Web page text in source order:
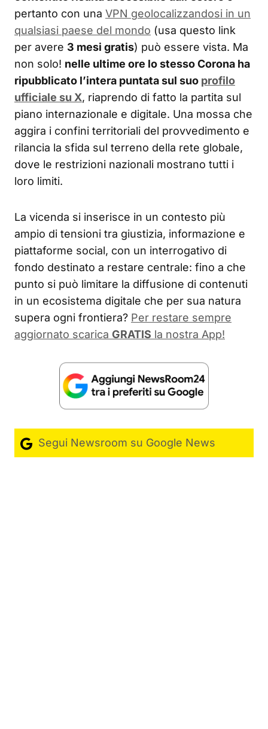
pertanto con una VPN geolocalizzandosi in un
qualsiasi paese del mondo (usa questo link
per avere 3 mesi gratis) può essere vista. Ma
non solo! nelle ultime ore lo stesso Corona ha
ripubblicato l’intera puntata sul suo profilo
ufficiale su X, riaprendo di fatto la partita sul
piano internazionale e digitale. Una mossa che
aggira i confini territoriali del provvedimento e
rilancia la sfida sul terreno della rete globale,
dove le restrizioni nazionali mostrano tutti i
loro limiti.
La vicenda si inserisce in un contesto più
ampio di tensioni tra giustizia, informazione e
piattaforme social, con un interrogativo di
fondo destinato a restare centrale: fino a che
punto si può limitare la diffusione di contenuti
in un ecosistema digitale che per sua natura
supera ogni frontiera? Per restare sempre
aggiornato scarica GRATIS la nostra App!
Segui Newsroom su Google News